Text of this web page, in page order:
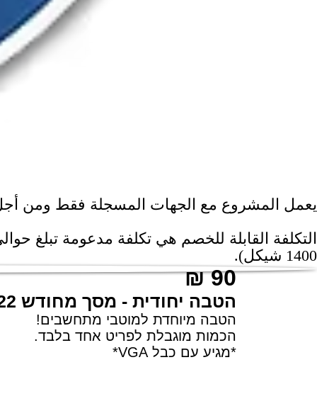
يعمل المشروع مع الجهات المسجلة فقط ومن أجل
1400 شيكل).
90 ₪
הטבה יחודית - מסך מחודש 22״
הטבה מיוחדת למוטבי מתחשבים!
הכמות מוגבלת לפריט אחד בלבד.
*מגיע עם כבל VGA*